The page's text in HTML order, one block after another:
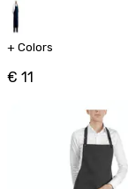
+ Colors
€ 11